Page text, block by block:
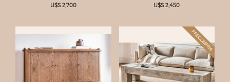
U$S 2,700
U$S 2,450